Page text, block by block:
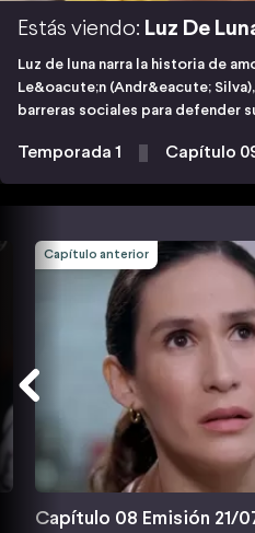
Estás viendo: Luz De
Luz de luna narra la historia de
Le&oacute;n (Andr&eacute;
barreras sociales para defender
Temporada 1 Capítulo
Capítulo anterior
Capítulo 08 Emisión 21/